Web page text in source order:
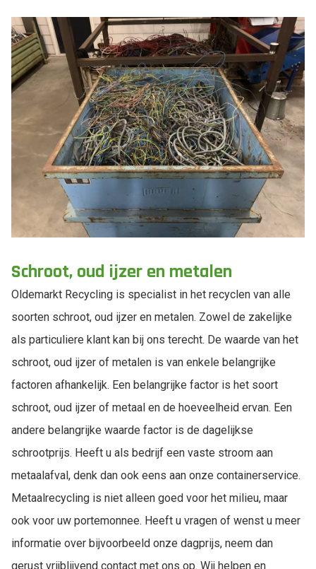
Schroot, oud ijzer en metalen
Oldemarkt Recycling is specialist in het recyclen van alle
soorten schroot, oud ijzer en metalen. Zowel de zakelijke
als particuliere klant kan bij ons terecht. De waarde van het
schroot, oud ijzer of metalen is van enkele belangrijke
factoren afhankelijk. Een belangrijke factor is het soort
schroot, oud ijzer of metaal en de hoeveelheid ervan. Een
andere belangrijke waarde factor is de dagelijkse
schrootprijs. Heeft u als bedrijf een vaste stroom aan
metaalafval, denk dan ook eens aan onze containerservice.
Metaalrecycling is niet alleen goed voor het milieu, maar
ook voor uw portemonnee. Heeft u vragen of wenst u meer
informatie over bijvoorbeeld onze dagprijs, neem dan
gerust vrijblijvend contact met ons op. Wij helpen en